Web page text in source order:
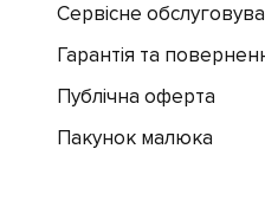
Сервісне
Гарантія та
Публічна оферта
Пакунок малюка